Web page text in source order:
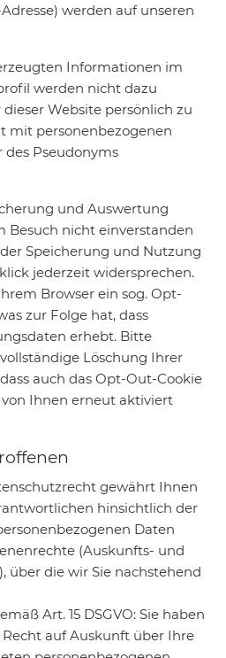
werden auf unseren
Informationen im
werden nicht dazu
Website persönlich zu
mit personenbezogenen
des Pseudonyms
und Auswertung
Besuch nicht einverstanden
Speicherung und Nutzung
jederzeit widersprechen.
Browser ein sog. Opt-
zur Folge hat, dass
erhebt. Bitte
Löschung Ihrer
auch das Opt-Out-Cookie
Ihnen erneut aktiviert
gewährt Ihnen
hinsichtlich der
Daten
(Auskunfts- und
über die wir Sie nachstehend
Art. 15 DSGVO: Sie haben
auf Auskunft über Ihre